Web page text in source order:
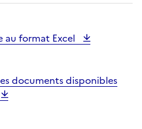
au format Excel
documents disponibles